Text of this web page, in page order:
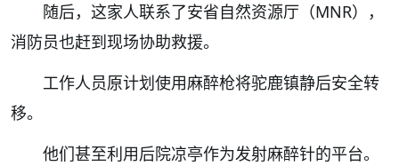
随后，这家人联系了安省自然资源厅（MNR），
消防员也赶到现场协助救援。
工作人员原计划使用麻醉枪将驼鹿镇静后安全转
移。
他们甚至利用后院凉亭作为发射麻醉针的平台。